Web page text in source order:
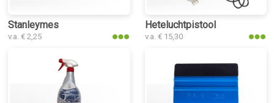
Stanleymes
v.a. € 2,25
Heteluchtpistool
v.a. € 15,30